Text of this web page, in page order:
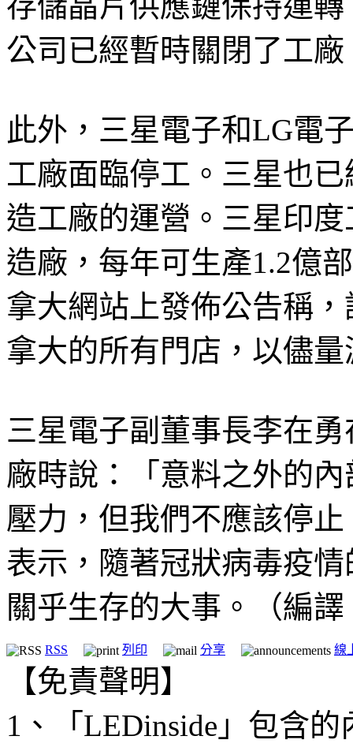
公司已經暫時關閉了工廠
此外，三星電子和LG電
工廠面臨停工。三星也
造工廠的運營。三星印
造廠，每年可生產1.2億
拿大網站上發佈公告稱
拿大的所有門店，以儘
三星電子副董事長李在
廠時說：「意料之外的
壓力，但我們不應該停
表示，隨著冠狀病毒疫
關乎生存的大事。（編譯
RSS 列印 分享 線
【免責聲明】
1、「LEDinside」包含